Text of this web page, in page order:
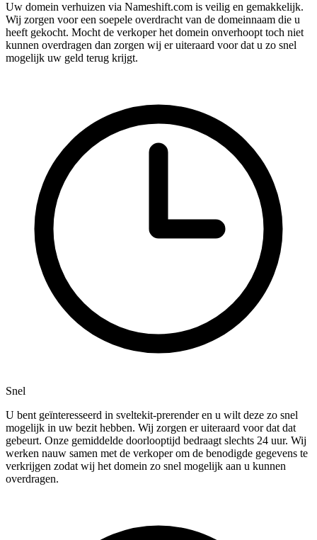
Uw domein verhuizen via Nameshift.com is veilig en gemakkelijk.
Wij zorgen voor een soepele overdracht van de domeinnaam die u
heeft gekocht. Mocht de verkoper het domein onverhoopt toch niet
kunnen overdragen dan zorgen wij er uiteraard voor dat u zo snel
mogelijk uw geld terug krijgt.
Snel
U bent geïnteresseerd in sveltekit-prerender en u wilt deze zo snel
mogelijk in uw bezit hebben. Wij zorgen er uiteraard voor dat dat
gebeurt. Onze gemiddelde doorlooptijd bedraagt slechts 24 uur. Wij
werken nauw samen met de verkoper om de benodigde gegevens te
verkrijgen zodat wij het domein zo snel mogelijk aan u kunnen
overdragen.